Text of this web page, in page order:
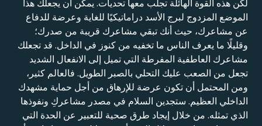
لكن هذه القوة الهائلة تجلب معها تحديات. يمكن أن يجعلك هذا
الموضع المزدوج لبرج الأسد دراماتيكيًا للغاية وعرضة للدفاع
عن مشاعرك، حيث أنك تبقي مشاعرك قريبة من صدرك؛
وقليلًا ما يعرف الناس ما تخفيه من كنوز في الداخل. قد تجعلك
مشاعرك العاطفية المفرطة التي تميل إلى الانفعال الشديد
تجعل من الصعب عليك التحلي بالصبر الطويل. فالعالم كثير،
ومن المحتمل أن تكون عرضة للإرهاق من أجل حماية مشهدك
الداخلي العظيم. ستجدين السلام في مصدر مشاعركِ ونفوذها
الذي تمثله. من خلال إيجاد طرق صحية للتعبير عن الحدة التي